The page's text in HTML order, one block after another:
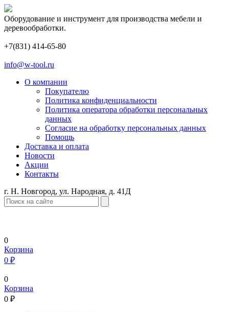
Оборудование и инструмент для производства мебели и
деревообработки.
+7(831) 414-65-80
info@w-tool.ru
О компании
Покупателю
Политика конфиденциальности
Политика оператора обработки персональных
данных
Согласие на обработку персональных данных
Помощь
Доставка и оплата
Новости
Акции
Контакты
г. Н. Новгород, ул. Народная, д. 41Д
0
Корзина
0 ₽
0
Корзина
0 ₽